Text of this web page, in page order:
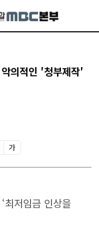
의적인 ′청부제작′
가
최저임금 인상을